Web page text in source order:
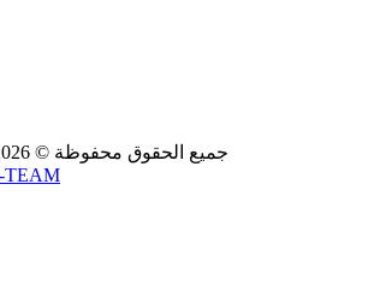
جميع الحقوق محفوظة ©
TEAM